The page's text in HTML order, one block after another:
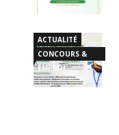
ACTUALITÉ
CONCOURS &
EMPLOI